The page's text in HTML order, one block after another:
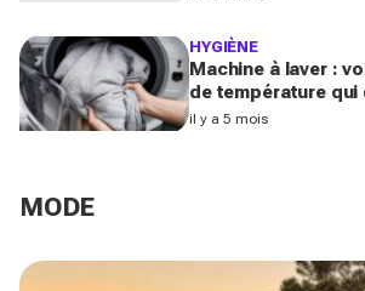
HYGIÈNE
Machine à laver :
de température qui
vêtements de sport
il y a 5 mois
MODE